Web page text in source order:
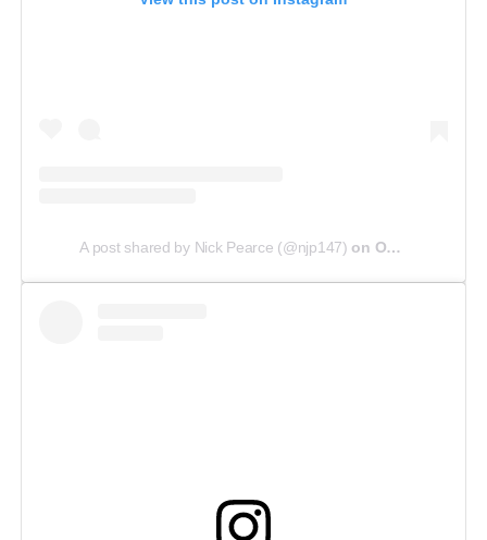
A post shared by Nick Pearce (@njp147) on Oct 21, 2018 at 6:28am PDT